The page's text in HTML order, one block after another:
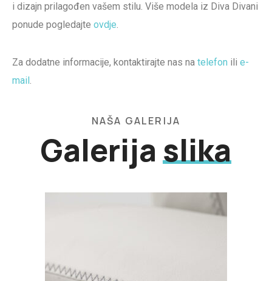
i dizajn prilagođen vašem stilu. Više modela iz Diva Divani
ponude pogledajte ovdje.
Za dodatne informacije, kontaktirajte nas na telefon ili e-
mail .
NAŠA GALERIJA
Galerijaslika